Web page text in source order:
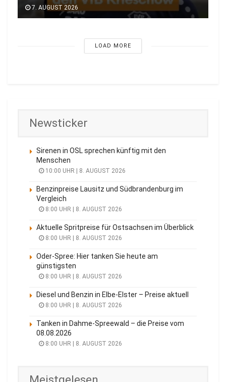
7. AUGUST 2026
LOAD MORE
Newsticker
Sirenen in OSL sprechen künftig mit den
Menschen
10:00 UHR | 8. AUGUST 2026
Benzinpreise Lausitz und Südbrandenburg im
Vergleich
8:00 UHR | 8. AUGUST 2026
Aktuelle Spritpreise für Ostsachsen im Überblick
8:00 UHR | 8. AUGUST 2026
Oder-Spree: Hier tanken Sie heute am
günstigsten
8:00 UHR | 8. AUGUST 2026
Diesel und Benzin in Elbe-Elster – Preise aktuell
8:00 UHR | 8. AUGUST 2026
Tanken in Dahme-Spreewald – die Preise vom
08.08.2026
8:00 UHR | 8. AUGUST 2026